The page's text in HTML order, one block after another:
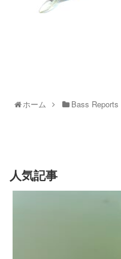
ホーム Bass Reports
人気記事